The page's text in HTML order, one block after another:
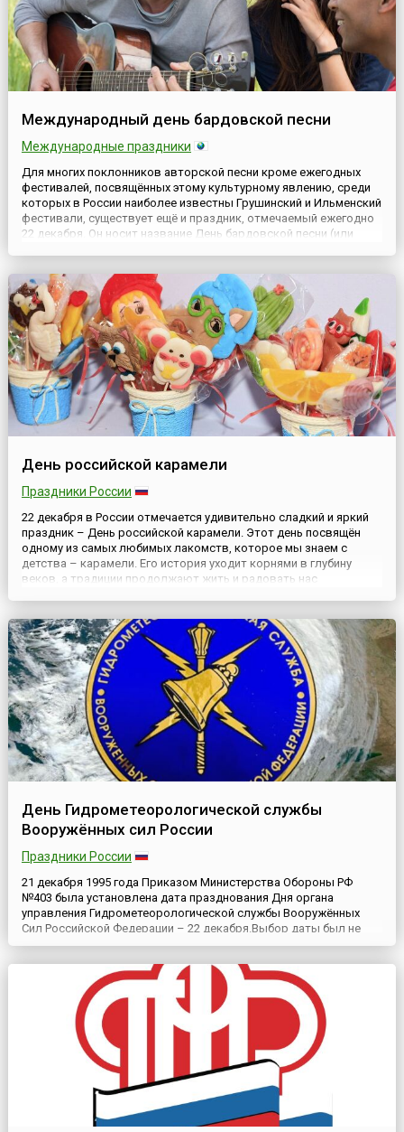
Международный день бардовской песни
Международные праздники
Для многих поклонников авторской песни кроме ежегодных
фестивалей, посвящённых этому культурному явлению, среди
которых в России наиболее известны Грушинский и Ильменский
фестивали, существует ещё и праздник, отмечаемый ежегодно
22 декабря. Он носит название День бардовской песни (или
День российской карамели
Праздники России
22 декабря в России отмечается удивительно сладкий и яркий
праздник – День российской карамели. Этот день посвящён
одному из самых любимых лакомств, которое мы знаем с
детства – карамели. Его история уходит корнями в глубину
веков, а традиции продолжают жить и радовать нас
простые и вк...
День Гидрометеорологической службы
Вооружённых сил России
Праздники России
21 декабря 1995 года Приказом Министерства Обороны РФ
№403 была установлена дата празднования Дня органа
управления Гидрометеорологической службы Вооружённых
Сил Российской Федерации – 22 декабря.Выбор даты был не
случаен. Первая мировая война сделала очевидной
фронта для успешного планирования боевых операций.
Особенно актуальной была мет...